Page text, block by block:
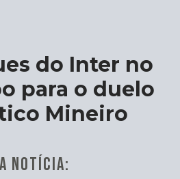
do Inter no
para o duelo
Mineiro
NOTÍCIA: